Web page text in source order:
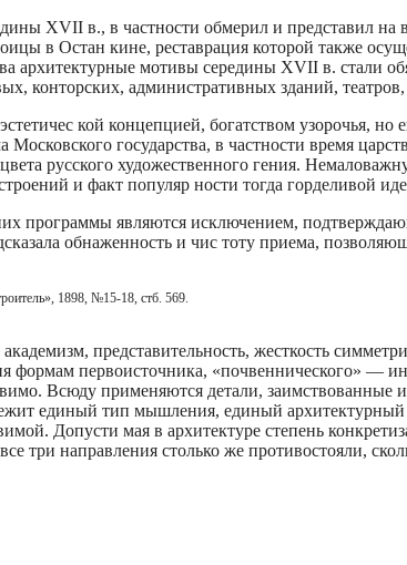
XVII в., в частности обмерил и представил на
в Остан­ кине, реставрация которой также
архитектурные мотивы середины XVII в. стали
конторских, административных зданий, театров,
кой концепцией, богатством узорочья, но
государства, в частности время
русского худо­жественного гения.
и факт популяр­ ности тогда горделивой
программы являются исключением,
обнаженность и чис тоту приема,
1898, №15-18, стб. 569.
представительность, жесткость
формам первоисточника, «почвеннического» —
Всюду применяются детали, заимствованные
единый тип мышления, единый архитектурный
Допусти­ мая в архитектуре степень
три направления столько же противостояли,